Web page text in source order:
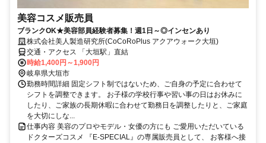
美容コスメ販売員
ブランクOK★美容部員経験者募集！週1日～◎インセンあり
株式会社美人製造研究所(CoCoRoPlus アクアウォーク大垣)
交通・アクセス 「大垣駅」直結
時給1,400円～1,900円
岐阜県大垣市
勤務時間詳細 固定シフト制ではないため、ご自身の予定に合わせて
シフトを調整できます。 お子様の学校行事や習い事の日はお休みに
したり、ご家族の長期休暇に合わせて勤務日を調整したりと、ご家庭
を大切にしな...
仕事内容 美容のプロやモデル・女優の方にも ご愛用いただいている
ドクターズコスメ 『E-SPECIAL』の専属販売員として、 お客様へ接